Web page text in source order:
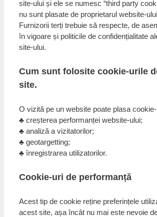
site-ului și ele se numesc “third party
nu sunt plasate de proprietarul website-
Furnizorii terți trebuie să respecte, de
în vigoare și politicile de confidențialitate
site-ului.
Cum sunt folosite cookie-urile
site.
O vizită pe un website poate plasa
♣ creșterea performanței website-ului;
♣ analiză a vizitatorilor;
♣ geotargetting;
♣ înregistrarea utilizatorilor.
Cookie-uri de performanță
Acest tip de cookie reține preferințele
acest site, așa încât nu mai este nevoie